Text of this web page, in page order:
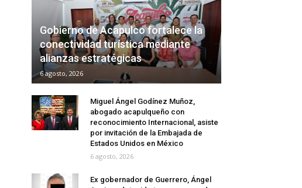
Gobierno de Acapulco fortalece la
conectividad turística mediante
alianzas estratégicas
6 agosto, 2026
Miguel Ángel Godínez Muñoz,
abogado acapulqueño con
reconocimiento Internacional, asiste
por invitación de la Embajada de
Estados Unidos en México
6 agosto, 2026
Ex gobernador de Guerrero, Ángel